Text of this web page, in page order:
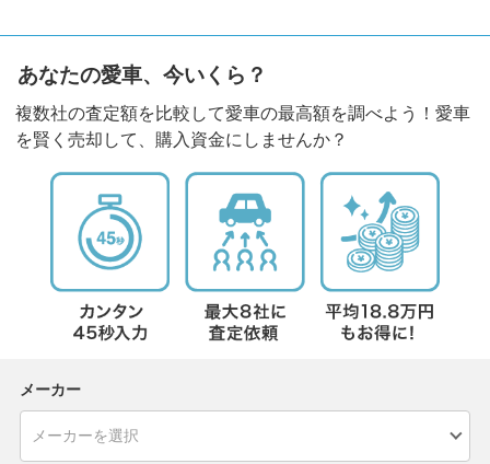
あなたの愛車、今いくら？
複数社の査定額を比較して愛車の最高額を調べよう！愛車
を賢く売却して、購入資金にしませんか？
メーカー